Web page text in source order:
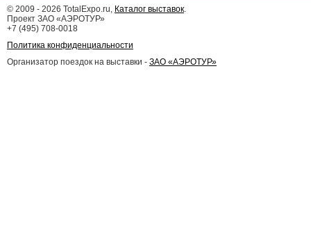
© 2009 - 2026 TotalExpo.ru, Каталог выставок.
Проект ЗАО «АЭРОТУР»
+7 (495) 708-0018
Политика конфиденциальности
Организатор поездок на выставки - ЗАО «АЭРОТУР»